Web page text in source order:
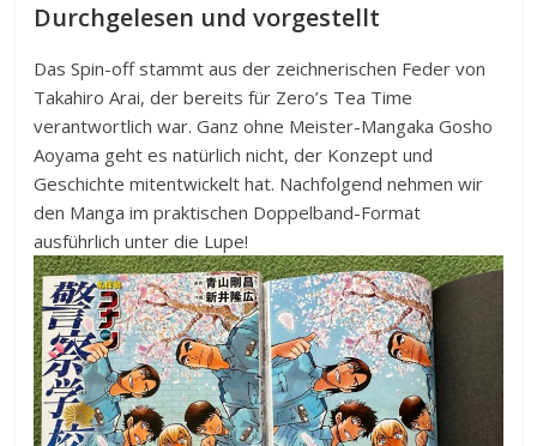
Durchgelesen und vorgestellt
Das Spin-off stammt aus der zeichnerischen Feder von
Takahiro Arai, der bereits für Zero’s Tea Time
verantwortlich war. Ganz ohne Meister-Mangaka Gosho
Aoyama geht es natürlich nicht, der Konzept und
Geschichte mitentwickelt hat. Nachfolgend nehmen wir
den Manga im praktischen Doppelband-Format
ausführlich unter die Lupe!